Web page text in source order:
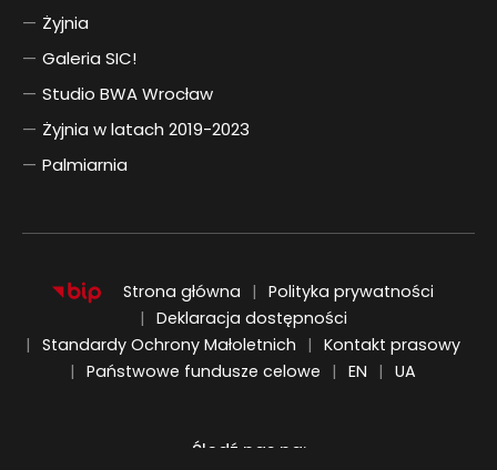
Żyjnia
Galeria SIC!
Studio BWA Wrocław
Żyjnia w latach 2019-2023
Palmiarnia
Strona główna
Polityka prywatności
Deklaracja dostępności
Standardy Ochrony Małoletnich
Kontakt prasowy
Państwowe fundusze celowe
EN
ENGLISH
UA
UKRAIŃSKI
Śledź nas na: